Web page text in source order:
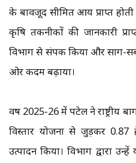
के बावजूद सीमित आय प्राप्त
कृषि तकनीकों की जानकारी
विभाग से संपर्क किया और साग-
ओर कदम बढ़ाया।
वर्ष 2025-26 में पटेल ने राष्ट्रीय
विस्तार योजना से जुड़कर 0.87
उत्पादन किया। विभाग द्वारा